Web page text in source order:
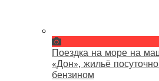
Поездка на море на
«Дон», жильё
бензином